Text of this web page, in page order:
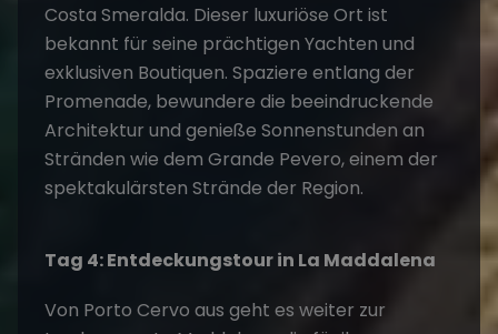
Costa Smeralda. Dieser luxuriöse Ort ist
bekannt für seine prächtigen Yachten und
exklusiven Boutiquen. Spaziere entlang der
Promenade, bewundere die beeindruckende
Architektur und genieße Sonnenstunden an
Stränden wie dem Grande Pevero, einem der
spektakulärsten Strände der Region.
Tag 4: Entdeckungstour in La Maddalena
Von Porto Cervo aus geht es weiter zur